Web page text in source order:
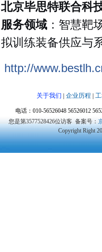
北京毕思特联合科
服务领域 ：智慧靶
拟训练装备供应与
http://
关于我们 | 企业历程 |
电话：010-56526048 56526012
您是第3577528426位访客 备案号：
Copyright Right